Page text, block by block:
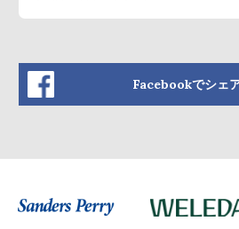
Facebookでシェ